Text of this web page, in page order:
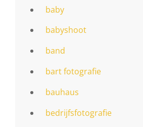
baby
babyshoot
band
bart fotografie
bauhaus
bedrijfsfotografie